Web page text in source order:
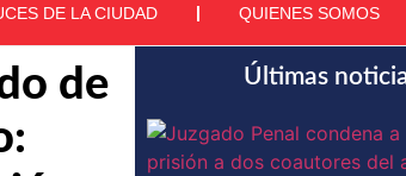
DE LA CIUDAD QUIENES SOMOS
de
Últimas